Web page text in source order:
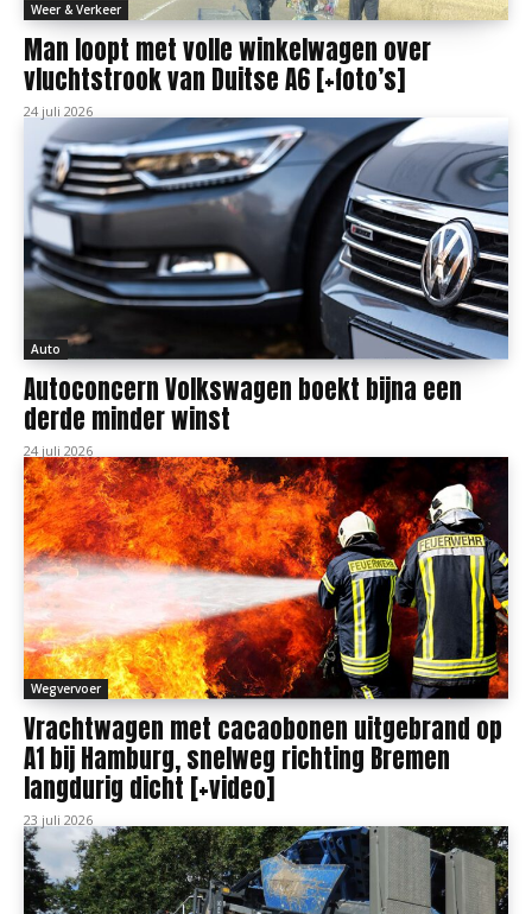
Weer & Verkeer
Man loopt met volle winkelwagen over
vluchtstrook van Duitse A6 [+foto’s]
24 juli 2026
Auto
Autoconcern Volkswagen boekt bijna een
derde minder winst
24 juli 2026
Wegvervoer
Vrachtwagen met cacaobonen uitgebrand op
A1 bij Hamburg, snelweg richting Bremen
langdurig dicht [+video]
23 juli 2026